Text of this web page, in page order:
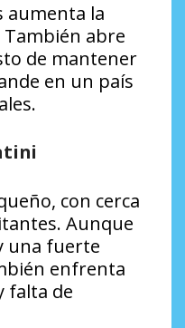
aumenta la
abre
de mantener
en un país
con cerca
Aunque
una fuerte
enfrenta
falta de